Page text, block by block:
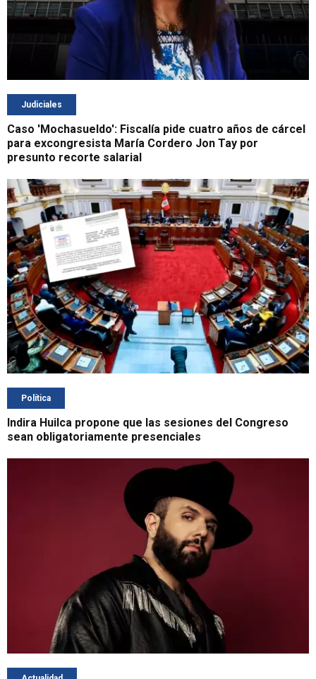
Judiciales
Caso 'Mochasueldo': Fiscalía pide cuatro años de cárcel
para excongresista María Cordero Jon Tay por
presunto recorte salarial
Política
Indira Huilca propone que las sesiones del Congreso
sean obligatoriamente presenciales